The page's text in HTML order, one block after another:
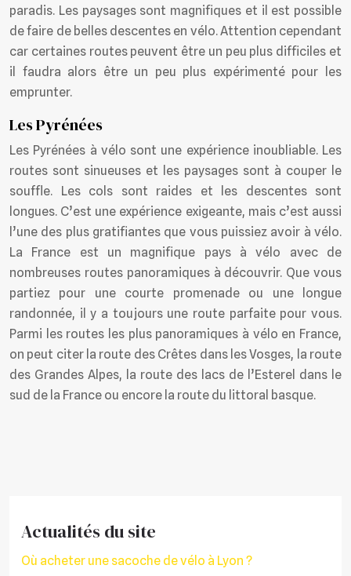
paradis. Les paysages sont magnifiques et il est possible
de faire de belles descentes en vélo. Attention cependant
car certaines routes peuvent être un peu plus difficiles et
il faudra alors être un peu plus expérimenté pour les
emprunter.
Les Pyrénées
Les Pyrénées à vélo sont une expérience inoubliable. Les
routes sont sinueuses et les paysages sont à couper le
souffle. Les cols sont raides et les descentes sont
longues. C’est une expérience exigeante, mais c’est aussi
l’une des plus gratifiantes que vous puissiez avoir à vélo.
La France est un magnifique pays à vélo avec de
nombreuses routes panoramiques à découvrir. Que vous
partiez pour une courte promenade ou une longue
randonnée, il y a toujours une route parfaite pour vous.
Parmi les routes les plus panoramiques à vélo en France,
on peut citer la route des Crêtes dans les Vosges, la route
des Grandes Alpes, la route des lacs de l’Esterel dans le
sud de la France ou encore la route du littoral basque.
Actualités du site
Où acheter une sacoche de vélo à Lyon ?